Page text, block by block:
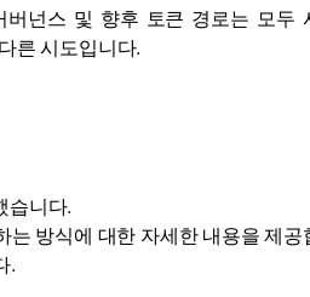
넌스 및 향후 토큰 경로는 모두
른 시도입니다.
습니다.
방식에 대한 자세한 내용을 제공
.